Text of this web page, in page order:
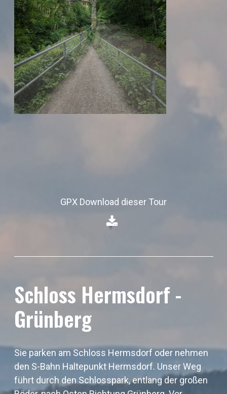
GPX Download dieser Tour
Schloss Hermsdorf -
Grünberg
Sie parken am Schloss Hermsdorf oder nehmen
den S-Bahn Haltepunkt Hermsdorf. Unser Weg
führt durch den Schlosspark, entlang der großen